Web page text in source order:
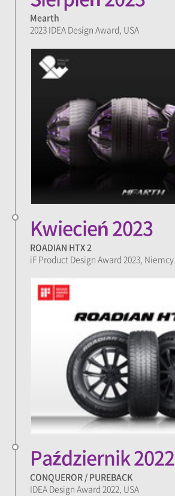
Mearth
2023 IDEA Design Award, USA
Kwiecień 2023
ROADIAN HTX 2
iF Product Design Award 2023, Niemcy
Październik 2022
CONQUEROR / PUREBACK
IDEA Design Award 2022, USA